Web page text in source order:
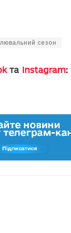
сезон
та Instagram: